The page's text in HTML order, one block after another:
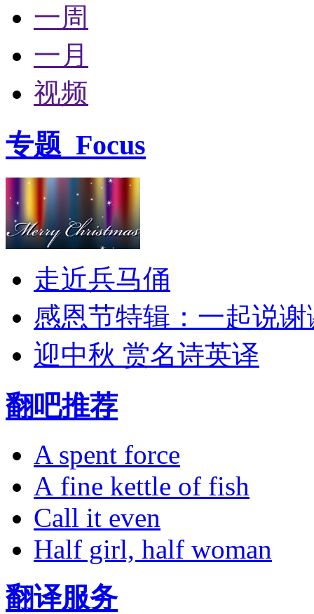
一周
一月
视频
专题 Focus
走近兵马俑
感恩节特辑：一起说谢
迎中秋 赏名诗英译
翻吧推荐
A spent force
A fine kettle of fish
Call it even
Half girl, half woman
翻译服务